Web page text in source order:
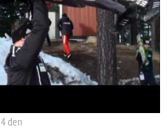
4 den